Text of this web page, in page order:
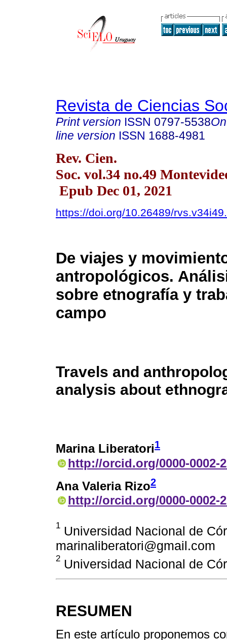
Revista de Ciencias
Print version ISSN 0797-5538
line version ISSN 1688-4981
Rev. Cien.
Soc. vol.34 no.49
Epub Dec 01, 2021
https://doi.org/10.26489/
De viajes y
antropológicos.
sobre etnografía y
campo
Travels and
analysis about
Marina Liberatori1
http://orcid.org/0000-0002-
Ana Valeria Rizo2
http://orcid.org/0000-0002-
1 Universidad Nacional de
marinaliberatori@gmail.com
2 Universidad Nacional de
RESUMEN
En este artículo proponemos